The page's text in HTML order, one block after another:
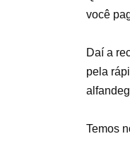
você
Daí a
pela
Temos